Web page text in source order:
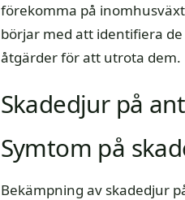
förekomma på
börjar med att identifiera
åtgärder för att utrota dem.
Skadedjur på
Symtom på
Bekämpning av skadedjur